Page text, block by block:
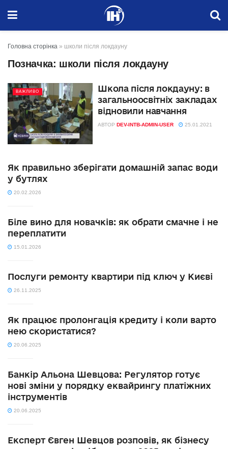
Головна сторінка » школи після локдауну
Позначка: школи після локдауну
ВАЖЛИВО
Школа після локдауну: в
загальноосвітніх закладах
відновили навчання
АВТОР DEV-INTB-ADMIN-USER 25.01.2021
Як правильно зберігати домашній запас води
у бутлях
20.02.2026
Біле вино для новачків: як обрати смачне і не
переплатити
15.01.2026
Послуги ремонту квартири під ключ у Києві
26.11.2025
Як працює пролонгація кредиту і коли варто
нею скористатися?
20.06.2025
Банкір Альона Шевцова: Регулятор готує
нові зміни у порядку еквайрингу платіжних
інструментів
20.06.2025
Експерт Євген Шевцов розповів, як бізнесу